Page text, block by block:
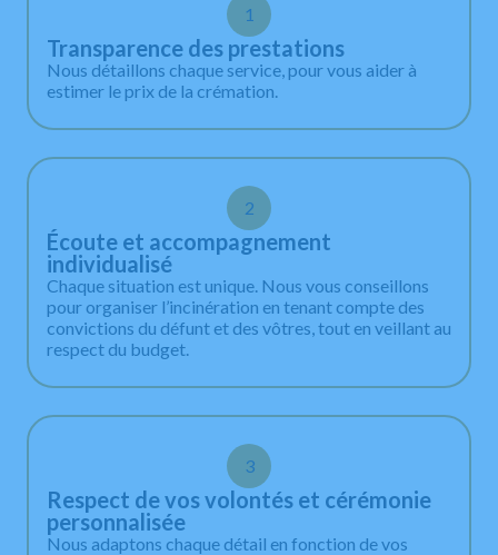
* En dehors des horaires d’ouverture, vous pouvez
contacter les pompes funèbres sur la permanence
téléphonique : 03 67 72 51 30, 24h/24 - 7j/7 y compris
dimanches et jours fériés.
1
Transparence des prestations
Nous détaillons chaque service, pour vous aider à
estimer le prix de la crémation.
2
Écoute et accompagnement
individualisé
Chaque situation est unique. Nous vous conseillons
pour organiser l’incinération en tenant compte des
convictions du défunt et des vôtres, tout en veillant au
respect du budget.
3
Respect de vos volontés et cérémonie
personnalisée
Nous adaptons chaque détail en fonction de vos